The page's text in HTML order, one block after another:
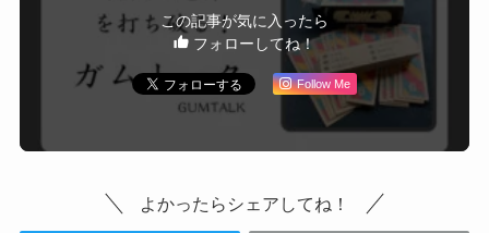
この記事が気に入ったら
フォローしてね！
Follow Me
よかったらシェアしてね！